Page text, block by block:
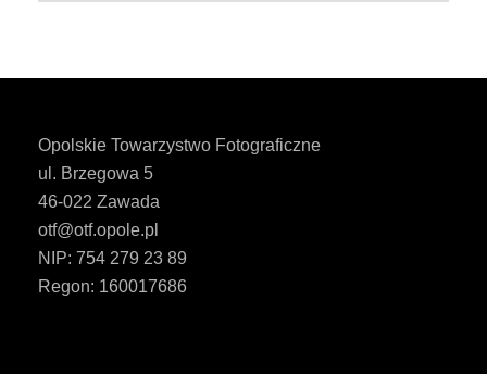
Opolskie Towarzystwo Fotograficzne
ul. Brzegowa 5
46-022 Zawada
otf@otf.opole.pl
NIP: 754 279 23 89
Regon: 160017686